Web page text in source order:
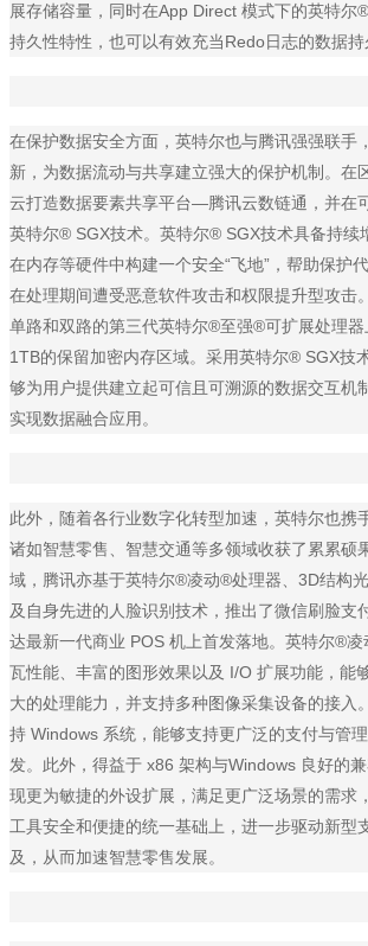
展存储容量，同时在App Direct 模式下的英特
持久性特性，也可以有效充当Redo日志的数据持
在保护数据安全方面，英特尔也与腾讯强强联手
新，为数据流动与共享建立强大的保护机制。在
云打造数据要素共享平台—腾讯云数链通，并在
英特尔® SGX技术。英特尔® SGX技术具备持续
在内存等硬件中构建一个安全“飞地”，帮助保护
在处理期间遭受恶意软件攻击和权限提升型攻击
单路和双路的第三代英特尔®至强®可扩展处理
1TB的保留加密内存区域。采用英特尔® SGX技
够为用户提供建立起可信且可溯源的数据交互机
实现数据融合应用。
此外，随着各行业数字化转型加速，英特尔也携
诸如智慧零售、智慧交通等多领域收获了累累硕
域，腾讯亦基于英特尔®凌动®处理器、3D结构
及自身先进的人脸识别技术，推出了微信刷脸支
达最新一代商业 POS 机上首发落地。英特尔®
瓦性能、丰富的图形效果以及 I/O 扩展功能，能
大的处理能力，并支持多种图像采集设备的接入
持 Windows 系统，能够支持更广泛的支付与管
发。此外，得益于 x86 架构与Windows 良好的
现更为敏捷的外设扩展，满足更广泛场景的需求
工具安全和便捷的统一基础上，进一步驱动新型
及，从而加速智慧零售发展。